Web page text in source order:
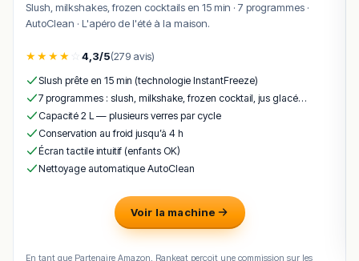
Slush, milkshakes, frozen cocktails en 15 min · 7 programmes ·
AutoClean · L'apéro de l'été à la maison.
★★★★ 4,3/5(279 avis)
Slush prête en 15 min (technologie InstantFreeze)
7 programmes : slush, milkshake, frozen cocktail, jus glacé…
Capacité 2 L — plusieurs verres par cycle
Conservation au froid jusqu’à 4 h
Écran tactile intuitif (enfants OK)
Nettoyage automatique AutoClean
Voir la machine
En tant que Partenaire Amazon, Rankeat perçoit une commission sur les